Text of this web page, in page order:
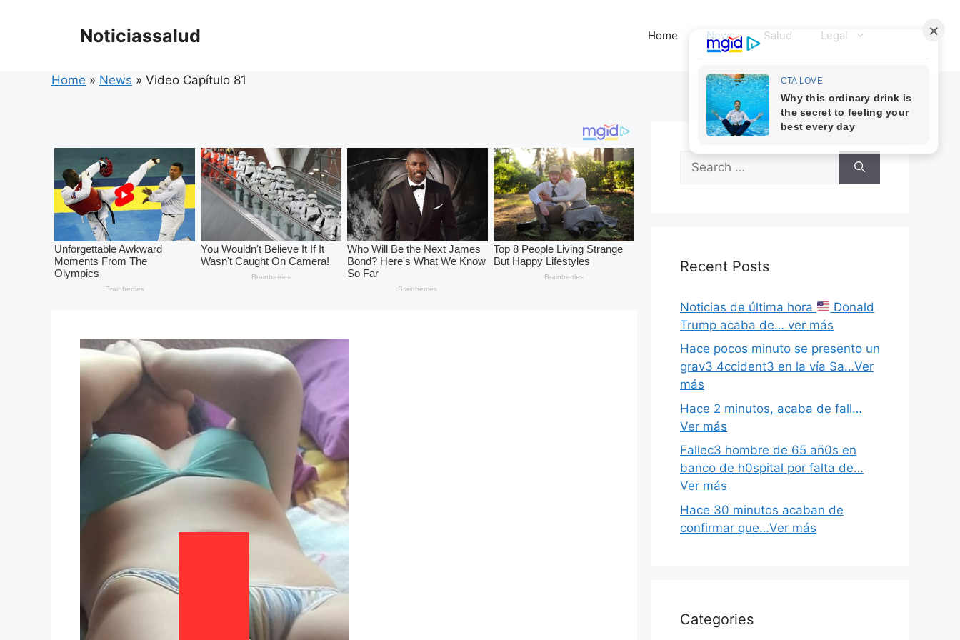
Noticiassalud Home News Salud Legal
Home » News » Video Capítulo 81
Search
for:
Recent Posts
Noticias de última hora
Donald
Trump acaba de… ver más
Hace pocos minuto se presento un
grav3 4ccident3 en la vía Sa…Ver
más
Hace 2 minutos, acaba de fall…
Ver más
Fallec3 hombre de 65 añ0s en
banco de h0spital por falta de…
Ver más
Hace 30 minutos acaban de
confirmar que…Ver más
Categories